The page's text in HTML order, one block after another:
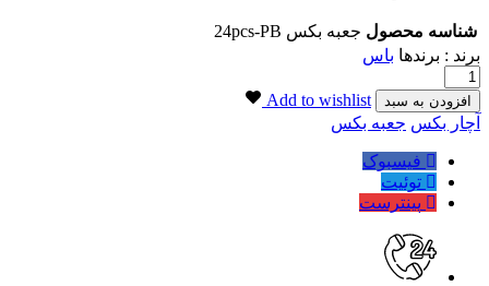
شناسه محصول جعبه بکس 24pcs-PB
برند : برندها باس
جعبه
بکس
24
پارچه
باس
مدل
24pcs-
افزودن به سبد
Add to wishlist
برچسب:
آچار بکس جعبه بکس
فیسبوک
توئیت
پینترست